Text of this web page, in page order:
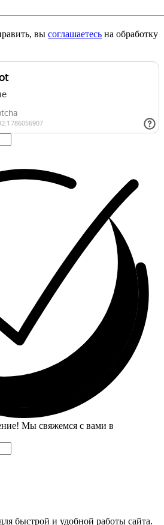
вы соглашаетесь на обработку
Мы свяжемся с вами в
быстрой и удобной работы сайта.